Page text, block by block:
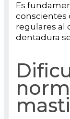
Es
conscientes
regulares al
dentadura